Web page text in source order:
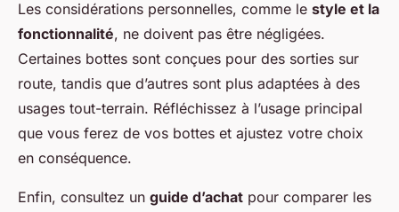
Les considérations personnelles, comme le style et la
fonctionnalité, ne doivent pas être négligées.
Certaines bottes sont conçues pour des sorties sur
route, tandis que d’autres sont plus adaptées à des
usages tout-terrain. Réfléchissez à l’usage principal
que vous ferez de vos bottes et ajustez votre choix
en conséquence.
Enfin, consultez un guide d’achat pour comparer les